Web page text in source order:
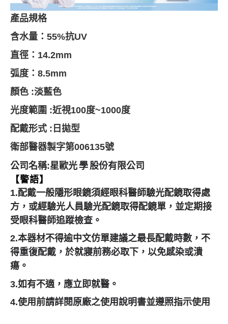
產品規格
含水量：55%抗UV
直徑：14.2mm
弧度：8.5mm
顏色 :淡藍色
光度範圍 :近視100度~1000度
配戴形式 :日拋型
衛部醫器製字第006135號
公司名稱:星歐光學 股份有限公司
【警語】
1.配戴一般隱形眼鏡須經眼科醫師驗光配鏡取得處
方，或經驗光人員驗光配鏡取得配鏡單，並定期接
受眼科醫師追蹤檢查。
2.本器材不得逾中文仿單建議之最長配戴時數，不
得重復配戴， 於就寢前務必取下，以免感染或潰
瘍。
3.如有不適，應立即就醫。
4.使用前請詳閱原廠之使用說明書並遵照指示使用